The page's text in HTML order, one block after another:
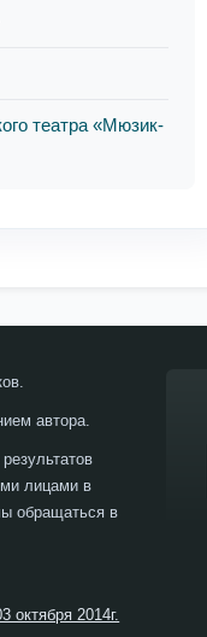
театра «Мюзик-
автора.
лицами в
обращаться в
2014г.